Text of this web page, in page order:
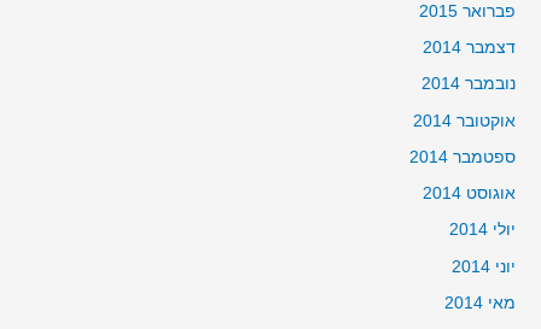
פברואר 2015
דצמבר 2014
נובמבר 2014
אוקטובר 2014
ספטמבר 2014
אוגוסט 2014
יולי 2014
יוני 2014
מאי 2014